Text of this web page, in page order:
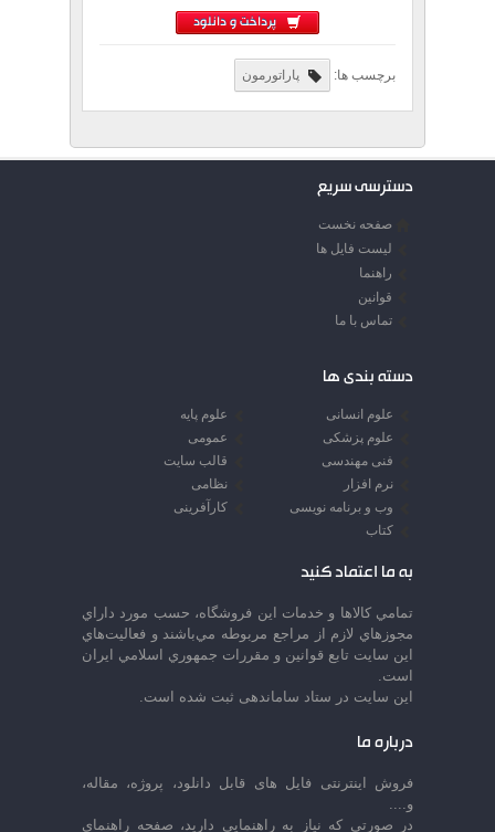
پرداخت و دانلود
برچسب ها: پاراتورمون
دسترسی سریع
صفحه نخست
لیست فایل ها
راهنما
قوانین
تماس با ما
دسته بندی ها
علوم انسانی
علوم پایه
علوم پزشکی
عمومی
فنی مهندسی
قالب سایت
نرم افزار
نظامی
وب و برنامه نویسی
کارآفرینی
کتاب
به ما اعتماد کنید
تمامي كالاها و خدمات اين فروشگاه، حسب مورد داراي
مجوزهاي لازم از مراجع مربوطه مي‌باشند و فعاليت‌هاي
اين سايت تابع قوانين و مقررات جمهوري اسلامي ايران
است.
این سایت در ستاد ساماندهی ثبت شده است.
درباره ما
فروش اینترنتی فایل های قابل دانلود، پروژه، مقاله،
و....
در صورتی که نیاز به راهنمایی دارید، صفحه راهنمای